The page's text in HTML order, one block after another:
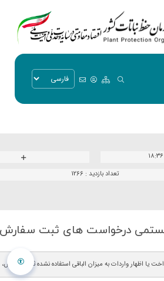
۱۸:۳۶
تعداد بازدید : 1266
درخواست های ثبت
یا اظهار واردات به میزان الباقی استفاده نشده ثبت